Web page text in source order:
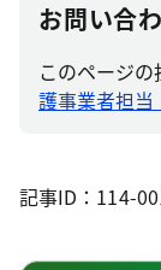
お問い合
このページの
護事業者担当
記事ID：114-